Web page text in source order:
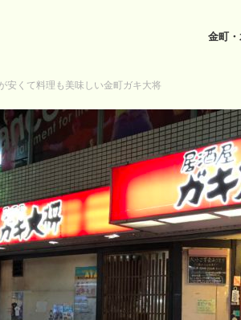
金町
安くて料理も美味しい金町ガキ大将